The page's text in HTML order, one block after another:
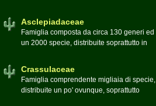
Asclepiadaceae
Famiglia composta da circa 130 generi ed
un 2000 specie, distribuite soprattutto in
Crassulaceae
Famiglia comprendente migliaia di specie,
distribuite un po' ovunque, soprattutto